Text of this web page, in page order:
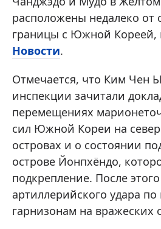
расположены недалеко от
границы с Южной Кореей,
Новости.
Отмечается, что Ким Чен
инспекции зачитали
перемещениях
сил Южной Кореи на
островах и о состоянии
острове Йонпхёндо,
подкрепление. После
артиллерийского удара
гарнизонам на вражеских